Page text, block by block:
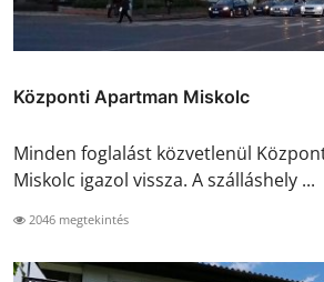
Központi Apartman Miskolc
Minden foglalást közvetlenül
Miskolc igazol vissza. A szálláshely ...
2046 megtekintés